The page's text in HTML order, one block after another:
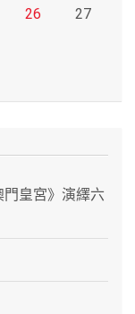
26
27
皇宮》演繹六